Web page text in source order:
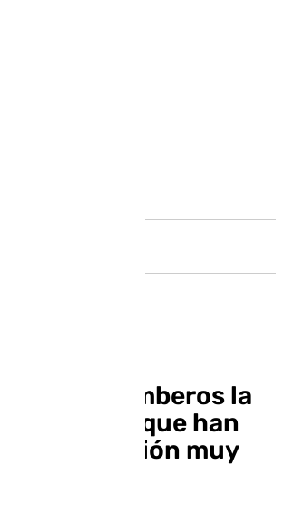
los bomberos la
familias que han
una situación muy